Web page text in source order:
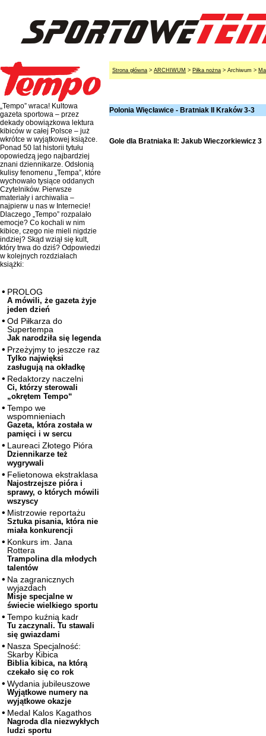
„Tempo” wraca! Kultowa
gazeta sportowa – przez
dekady obowiązkowa lektura
kibiców w całej Polsce – już
wkrótce w wyjątkowej książce.
Ponad 50 lat historii tytułu
opowiedzą jego najbardziej
znani dziennikarze. Odsłonią
kulisy fenomenu „Tempa”, które
wychowało tysiące oddanych
Czytelników. Pierwsze
materiały i archiwalia –
najpierw u nas w Internecie!
Dlaczego „Tempo” rozpalało
emocje? Co kochali w nim
kibice, czego nie mieli nigdzie
indziej? Skąd wziął się kult,
który trwa do dziś? Odpowiedzi
w kolejnych rozdziałach
książki:
PROLOG
A mówili, że gazeta żyje
jeden dzień
Od Piłkarza do
Supertempa
Jak narodziła się legenda
Przeżyjmy to jeszcze raz
Tylko najwięksi
zasługują na okładkę
Redaktorzy naczelni
Ci, którzy sterowali
„okrętem Tempo“
Tempo we
wspomnieniach
Gazeta, która została w
pamięci i w sercu
Laureaci Złotego Pióra
Dziennikarze też
wygrywali
Felietonowa ekstraklasa
Najostrzejsze pióra i
sprawy, o których mówili
wszyscy
Mistrzowie reportażu
Sztuka pisania, która nie
miała konkurencji
Konkurs im. Jana
Rottera
Trampolina dla młodych
talentów
Na zagranicznych
wyjazdach
Misje specjalne w
świecie wielkiego sportu
Tempo kuźnią kadr
Tu zaczynali. Tu stawali
się gwiazdami
Nasza Specjalność:
Skarby Kibica
Biblia kibica, na którą
czekało się co rok
Wydania jubileuszowe
Wyjątkowe numery na
wyjątkowe okazje
Medal Kalos Kagathos
Nagroda dla niezwykłych
ludzi sportu
Strona główna > ARCHIWUM > Piłka nożna > Archiwum >
Polonia Więcławice - Bratniak II Kraków 3-3
Gole dla Bratniaka II: Jakub Wieczorkiewicz 3